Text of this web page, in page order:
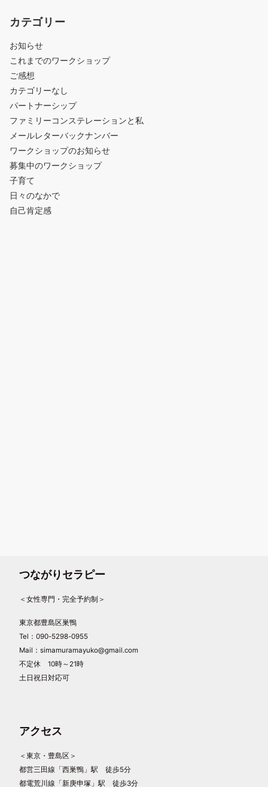
カテゴリー
お知らせ
これまでのワークショップ
ご感想
カテゴリーなし
パートナーシップ
ファミリーコンステレーションと私
メールレターバックナンバー
ワークショップのお知らせ
募集中のワークショップ
子育て
日々のなかで
自己肯定感
つながりセラピー
＜女性専門・完全予約制＞
東京都豊島区巣鴨
Tel：090-5298-0955
Mail：simamuramayuko@gmail.com
不定休 10時～21時
土日祝日対応可
アクセス
＜東京・豊島区＞
都営三田線「西巣鴨」駅 徒歩5分
都電荒川線「新庚申塚」駅 徒歩3分